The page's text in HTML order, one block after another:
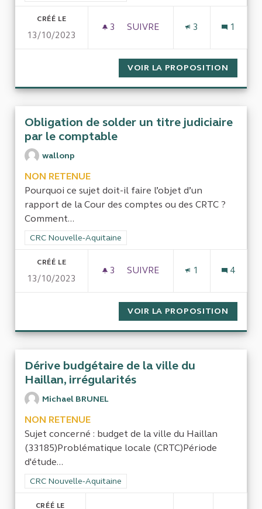
CRÉÉ LE
13/10/2023
3 3 ABONNÉS
SUIVRE
3 1
VOIR LA PROPOSITION
Obligation de solder un titre judiciaire
par le comptable
wallonp
NON RETENUE
Pourquoi ce sujet doit-il faire l’objet d’un
rapport de la Cour des comptes ou des CRTC ?
Comment...
Filtrer les résultats de la catégorie : CRC Nouvelle-Aquitaine
CRC Nouvelle-Aquitaine
CRÉÉ LE
13/10/2023
3 3 ABONNÉS
SUIVRE
1 4
VOIR LA PROPOSITION
Dérive budgétaire de la ville du
Haillan, irrégularités
Michael BRUNEL
NON RETENUE
Sujet concerné : budget de la ville du Haillan
(33185)Problématique locale (CRTC)Période
d'étude...
Filtrer les résultats de la catégorie : CRC Nouvelle-Aquitaine
CRC Nouvelle-Aquitaine
CRÉÉ LE